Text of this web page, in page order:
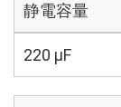
静電容量
220 µF